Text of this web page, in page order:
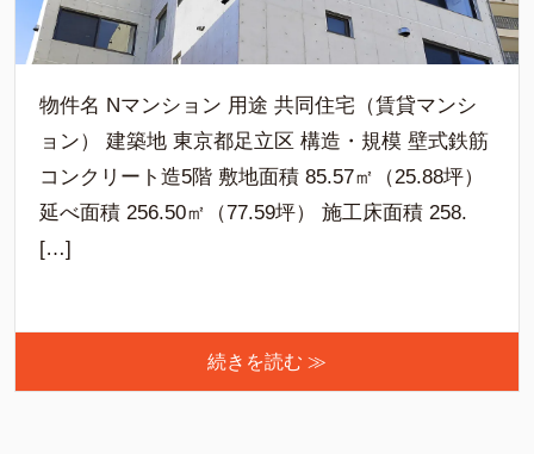
物件名 Nマンション 用途 共同住宅（賃貸マンシ
ョン） 建築地 東京都足立区 構造・規模 壁式鉄筋
コンクリート造5階 敷地面積 85.57㎡（25.88坪）
延べ面積 256.50㎡（77.59坪） 施工床面積 258.
[…]
続きを読む ≫